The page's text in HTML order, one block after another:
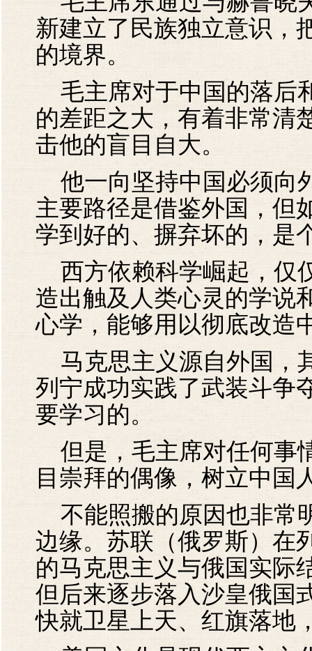
新建立了民族独立意识，
的境界。
毛主席对于中国的落后
的差距之大，有着非常清
击他的盲目自大。
他一向坚持中国必须向
主要路径是借鉴外国，但
学到好的、摒弃坏的，是
西方依赖科学崛起，仅
造出触及人类心灵的学说
心学，能够用以彻底改造
马克思主义源自外国，
列宁成功实践了武装斗争
要学习的。
但是，毛主席对任何事
目崇拜的偶像，树立中国
不能照搬的原因也非常
边缘。苏联（俄罗斯）在
的马克思主义与俄国实际
但后来逐步落入沙皇俄国
快就卫星上天、红旗落地